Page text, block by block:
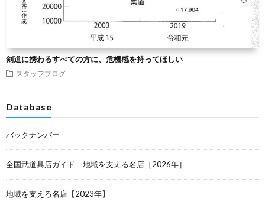
剣道に携わるすべての方に、危機感を持ってほしい
スタッフブログ
Database
バックナンバー
全国武道具店ガイド 地域を支える名店［2026年］
地域を支える名店【2023年】